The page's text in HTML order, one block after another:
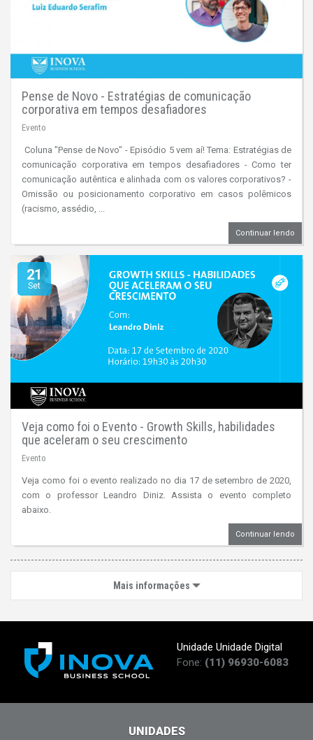
Pense de Novo - Estratégias de comunicação
corporativa em tempos desafiadores
Evento
Coluna "Pense de Novo" - Episódio 5 vem aí! Tema: Estratégias de
comunicação corporativa em tempos desafiadores - Como ter
comunicação autêntica e alinhada com os valores corporativos? -
Omissão ou posicionamento corporativo em casos polêmicos
(racismo, assédio, ...
Continuar lendo
21
Set
Veja como foi o Evento - Growth Skills, habilidades
que aceleram o seu crescimento
Evento
Veja como foi o evento realizado no dia 17 de setembro de 2020,
com o professor Leandro Diniz. Assista o evento completo
abaixo.
Continuar lendo
Mais informações
Unidade Unidade Digital
Fone: (11) 96930-6083
UNIDADES